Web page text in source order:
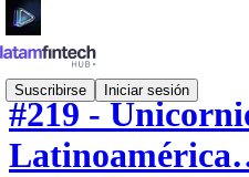
Suscribirse Iniciar sesión
#219 -